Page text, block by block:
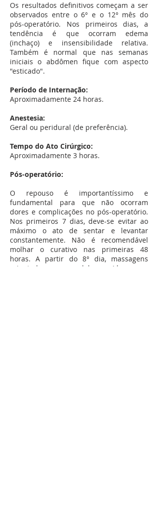
Os resultados definitivos começam a ser
observados entre o 6° e o 12° mês do
pós-operatório. Nos primeiros dias, a
tendência é que ocorram edema
(inchaço) e insensibilidade relativa.
Também é normal que nas semanas
iniciais o abdômen fique com aspecto
"esticado".
Período de Internação:
Aproximadamente 24 horas.
Anestesia:
Geral ou peridural (de preferência).
Tempo do Ato Cirúrgico:
Aproximadamente 3 horas.
Pós-operatório:
O repouso é importantíssimo e
fundamental para que não ocorram
dores e complicações no pós-operatório.
Nos primeiros 7 dias, deve-se evitar ao
máximo o ato de sentar e levantar
constantemente. Não é recomendável
molhar o curativo nas primeiras 48
horas. A partir do 8° dia, massagens
orientadas para modelagem (drenagem